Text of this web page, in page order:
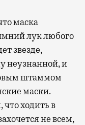
маска
лук любого
звезде,
неузнанной, и
штаммом
маски.
что ходить в
не всем,